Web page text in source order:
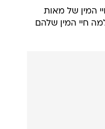
המין של מאות
חיי המין שלהם